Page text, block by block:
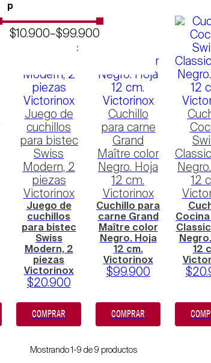
precio
$10.900–$99.900
Juego de
cuchillos
para bistec
Swiss
Modern, 2
piezas
Victorinox
Juego de
cuchillos
para bistec
Swiss
Modern, 2
piezas
Victorinox
$20.900
COMPRAR
Cuchillo
para carne
Grand
Maître color
Negro. Hoja
12 cm.
Victorinox
Cuchillo para
carne Grand
Maître color
Negro. Hoja
12 cm.
Victorinox
$99.900
COMPRAR
12
Cocina
12
$20.
Mostrando 1-9 de 9 productos